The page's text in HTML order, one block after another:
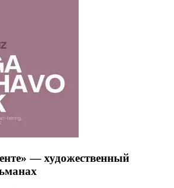
— художественный